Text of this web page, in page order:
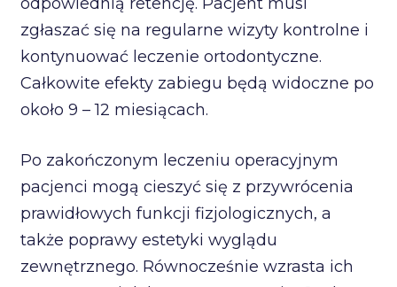
zgłaszać się na regularne wizyty kontrolne i
kontynuować leczenie ortodontyczne.
Całkowite efekty zabiegu będą widoczne po
około 9 – 12 miesiącach.
Po zakończonym leczeniu operacyjnym
pacjenci mogą cieszyć się z przywrócenia
prawidłowych funkcji fizjologicznych, a
także poprawy estetyki wyglądu
zewnętrznego. Równocześnie wzrasta ich